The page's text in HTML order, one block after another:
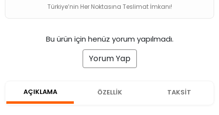
Türkiye’nin Her Noktasına Teslimat İmkanı!
Bu ürün için henüz yorum yapılmadı.
Yorum Yap
AÇIKLAMA ÖZELLİK TAKSİT